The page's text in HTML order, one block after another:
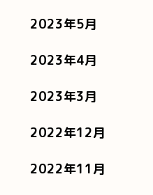
2023年5月
2023年4月
2023年3月
2022年12月
2022年11月